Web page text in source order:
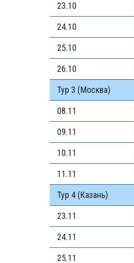
23.10
24.10
25.10
26.10
Тур 3 (Москва)
08.11
09.11
10.11
11.11
Тур 4 (Казань)
23.11
24.11
25.11